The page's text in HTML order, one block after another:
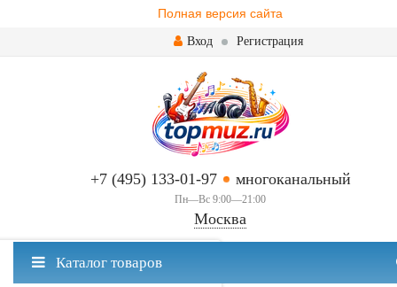
Полная версия сайта
Вход Регистрация
+7 (495) 133-01-97 многоканальный
Пн—Вс 9:00—21:00
Москва
Москва ваш город?
Каталог товаров